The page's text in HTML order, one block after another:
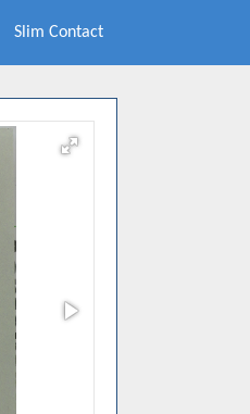
Slim Contact